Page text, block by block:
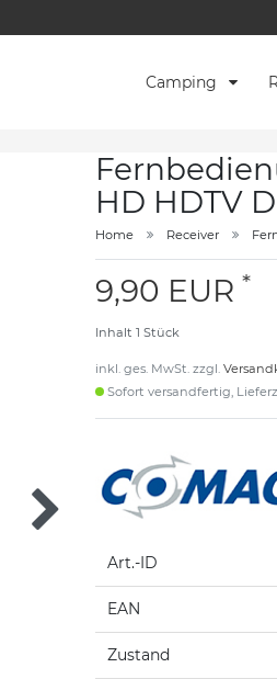
Camping
HD HDTV
Home Receiver
9,90 EUR *
Inhalt 1 Stück
inkl. ges. MwSt. zzgl.
Sofort versandfertig,
Art.-ID
EAN
Zustand